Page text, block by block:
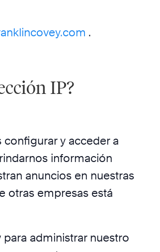
.
IP?
y acceder a
información
anuncios en nuestras
otras empresas está
administrar nuestro